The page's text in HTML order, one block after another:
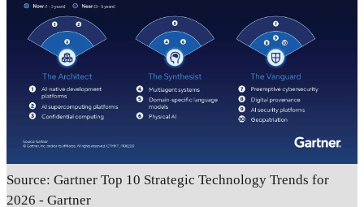
Source: Gartner Top 10 Strategic Technology Trends for
2026 - Gartner